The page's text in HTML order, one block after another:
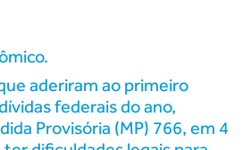
aderiram ao primeiro
federais do ano,
Provisória (MP) 766, em 4